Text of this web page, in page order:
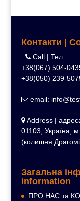
Контакти |
Call | Тел.
+38(067) 504-
+38(050) 239-
email:
Address |
01103, Україна,
(колишня
Загальна
information
ПРО НАС та